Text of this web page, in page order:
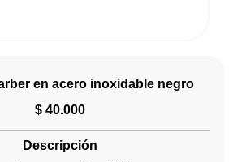
en acero inoxidable negro
$ 40.000
Descripción